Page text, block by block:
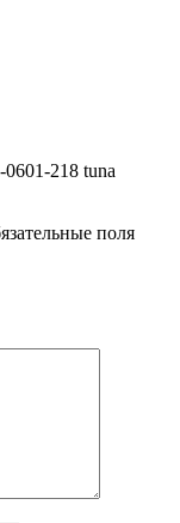
218 tuna
поля